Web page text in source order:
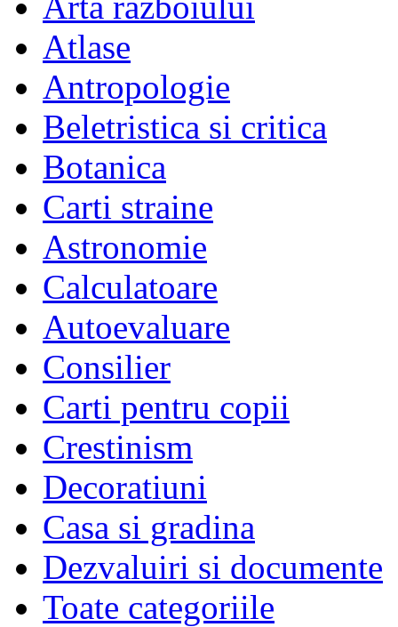
Atlase
Antropologie
Beletristica si critica
Botanica
Carti straine
Astronomie
Calculatoare
Autoevaluare
Consilier
Carti pentru copii
Crestinism
Decoratiuni
Casa si gradina
Dezvaluiri si documente
Toate categoriile